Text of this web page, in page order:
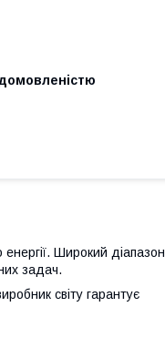
Широкий діапазон
задач.
світу гарантує